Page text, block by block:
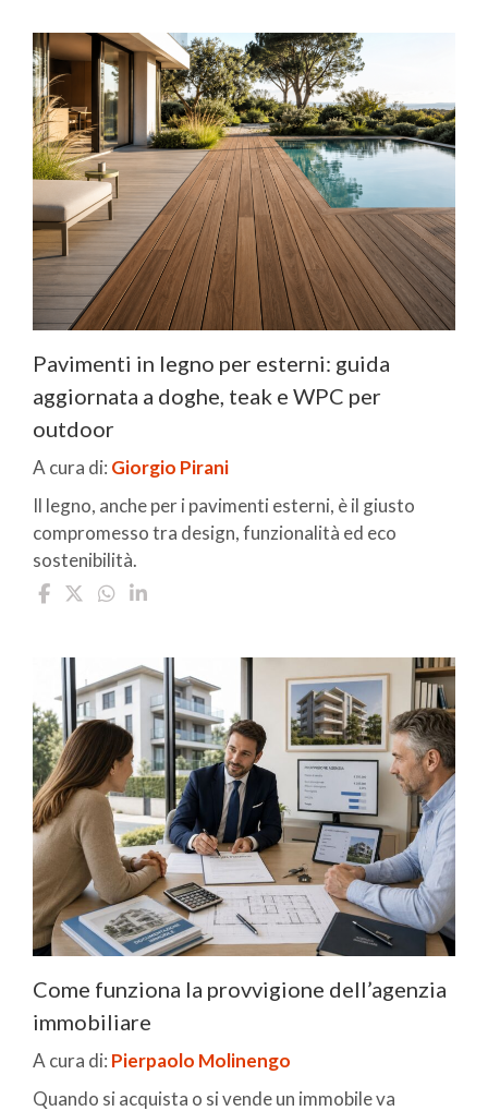
Pavimenti in legno per esterni: guida
aggiornata a doghe, teak e WPC per
outdoor
A cura di: Giorgio Pirani
Il legno, anche per i pavimenti esterni, è il giusto
compromesso tra design, funzionalità ed eco
sostenibilità.
Come funziona la provvigione dell’agenzia
immobiliare
A cura di: Pierpaolo Molinengo
Quando si acquista o si vende un immobile va